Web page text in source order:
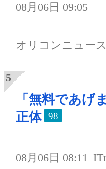
08月06日 09:05
オリコンニュース
「無料であげ
正体
98
08月06日 08:11